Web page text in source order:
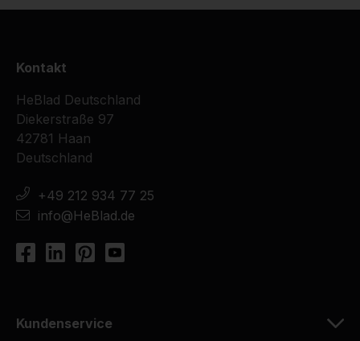
Kontakt
HeBlad Deutschland
Diekerstraße 97
42781 Haan
Deutschland
+49 212 934 77 25
info@HeBlad.de
Kundenservice